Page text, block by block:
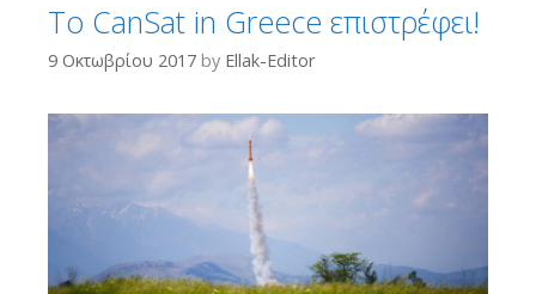
Το CanSat in Greece επιστρέφει!
9 Οκτωβρίου 2017 by Ellak-Editor